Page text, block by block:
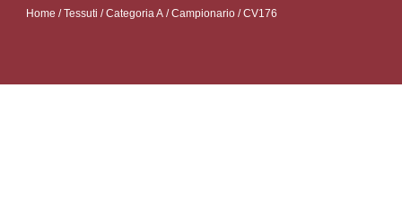
Home /Tessuti /Categoria A /Campionario / CV176